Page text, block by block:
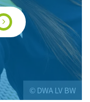
© DWA LV BW